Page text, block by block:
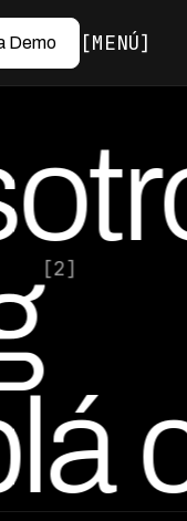
Demo MENÚ
[2]
Escobar
& CEO